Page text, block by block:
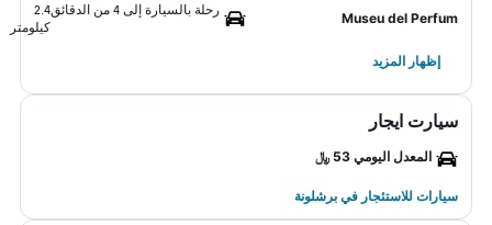
Museu del Perfum
رحلة بالسيارة إلى 4 من الدقائق
2.4
كيلومتر
إظهار المزيد
سيارت ايجار
المعدل اليومي 53 ﷼
سيارات للاستئجار في برشلونة